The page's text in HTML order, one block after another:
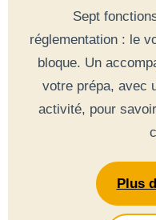
Sept
réglementation : le
bloque. Un
votre prépa, avec
activité, pour
Plus